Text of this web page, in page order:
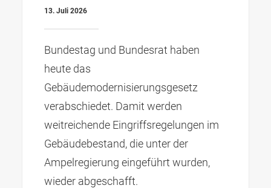
13. Juli 2026
Bundestag und Bundesrat haben
heute das
Gebäudemodernisierungsgesetz
verabschiedet. Damit werden
weitreichende Eingriffsregelungen im
Gebäudebestand, die unter der
Ampelregierung eingeführt wurden,
wieder abgeschafft.